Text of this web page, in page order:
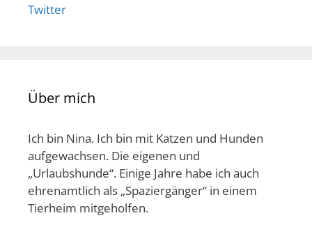
Twitter
Über mich
Ich bin Nina. Ich bin mit Katzen und Hunden
aufgewachsen. Die eigenen und
„Urlaubshunde“. Einige Jahre habe ich auch
ehrenamtlich als „Spaziergänger“ in einem
Tierheim mitgeholfen.